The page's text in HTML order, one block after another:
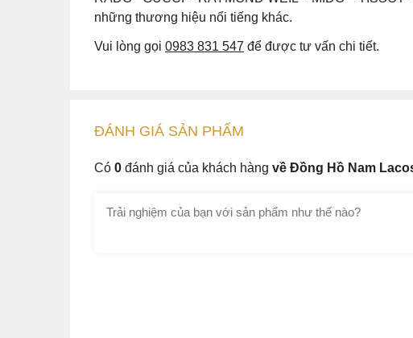
những thương hiệu nổi tiếng khác.
Vui lòng gọi 0983 831 547 để được tư vấn chi tiết.
ĐÁNH GIÁ SẢN PHẤM
Có 0 đánh giá của khách hàng về Đồng Hồ Nam